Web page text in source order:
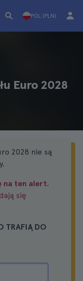
POL (PLN)
Euro 2028
2028 nie są
na ten alert.
się
TRAFIĄ DO